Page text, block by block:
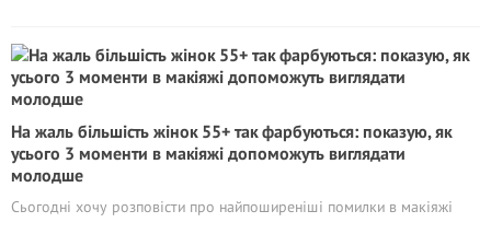
На жаль більшість жінок 55+ так фарбуються: показую, як
усього 3 моменти в макіяжі допоможуть виглядати
молодше
Сьогодні хочу розповісти про найпоширеніші помилки в макіяжі